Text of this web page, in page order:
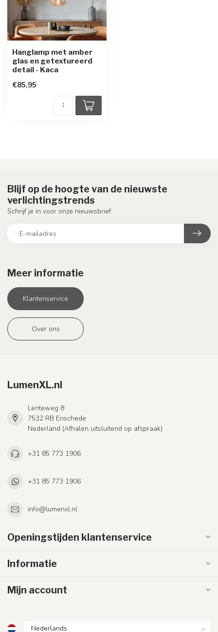
Hanglamp met amber
glas en getextureerd
detail - Kaca
€85,95
Meer informatie
Klantenservice
Over ons
Blijf op de hoogte van de nieuwste
verlichtingstrends
Schrijf je in voor onze nieuwsbrief.
LumenXL.nl
Lenteweg 8
7532 RB Enschede
Nederland (Afhalen uitsluitend op afspraak)
+31 85 773 1906
+31 85 773 1906
info@lumenxl.nl
Openingstijden klantenservice
Informatie
Mijn account